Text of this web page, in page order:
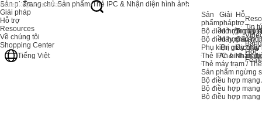
Sản
phẩm
Bộ điều hợp máy
Bộ điều hợp máy
Phụ kiện máy chủ
Thẻ IPC & Nhận
Thẻ máy trạm /
Sản phẩm ngừng
Bộ điều hợp mạng
Bộ điều hợp mạng
Bộ điều hợp
Giải
pháp
Mở rộng bộ
Máy chủ
Thị giác máy
An ninh
Hỗ
trợ
Trung
Câu
Dịch vụ
Tin
Học
Sản phẩm
Giải pháp
Hỗ trợ
Resources
Về chúng tôi
Shopping Center
Tiếng Việt
Trang chủ Sản phẩm Thẻ IPC & Nhận diện hình ảnh